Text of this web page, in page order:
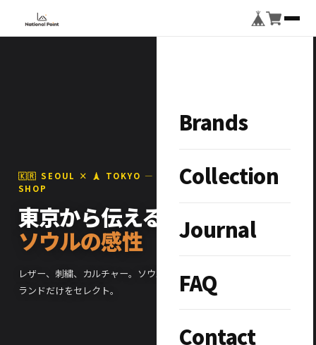
Brands
Collection
Journal
FAQ
Contact
🇰🇷 SEOUL × 🗼 TOKYO — STREET CULTURE SELECT
SHOP
東京から伝える、
ソウルの感性
レザー、刺繍、カルチャー。ソウルと東京をつなぐ、こだわりのブ
ランドだけをセレクト。